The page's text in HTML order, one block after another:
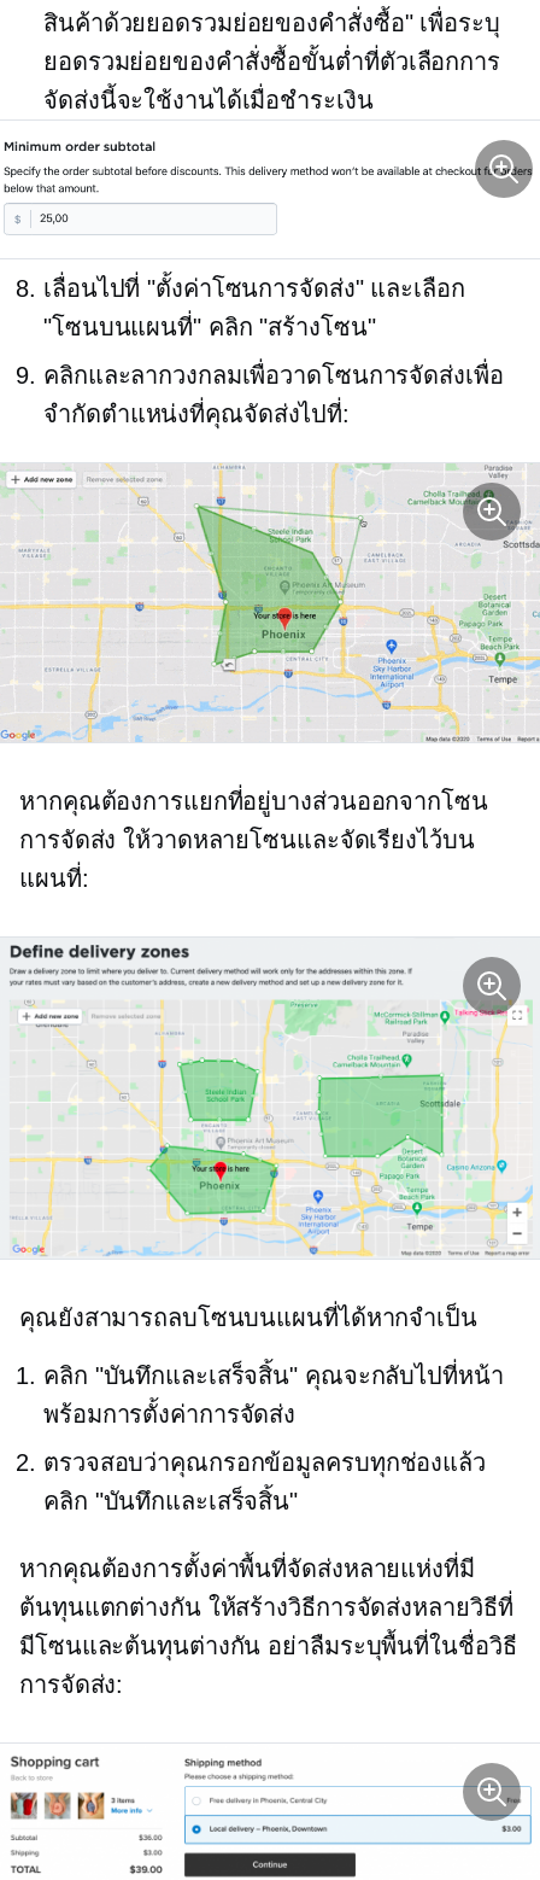
สินค้าด้วยยอดรวมย่อยของคำสั่งซื้อ" เพื่อระบุ
ยอดรวมย่อยของคำสั่งซื้อขั้นต่ำที่ตัวเลือกการ
จัดส่งนี้จะใช้งานได้เมื่อชำระเงิน
เลื่อนไปที่ "ตั้งค่าโซนการจัดส่ง" และเลือก
"โซนบนแผนที่" คลิก "สร้างโซน"
คลิกและลากวงกลมเพื่อวาดโซนการจัดส่งเพื่อ
จำกัดตำแหน่งที่คุณจัดส่งไปที่:
หากคุณต้องการแยกที่อยู่บางส่วนออกจากโซน
การจัดส่ง ให้วาดหลายโซนและจัดเรียงไว้บน
แผนที่:
คุณยังสามารถลบโซนบนแผนที่ได้หากจำเป็น
คลิก "บันทึกและเสร็จสิ้น" คุณจะกลับไปที่หน้า
พร้อมการตั้งค่าการจัดส่ง
ตรวจสอบว่าคุณกรอกข้อมูลครบทุกช่องแล้ว
คลิก "บันทึกและเสร็จสิ้น"
หากคุณต้องการตั้งค่าพื้นที่จัดส่งหลายแห่งที่มี
ต้นทุนแตกต่างกัน ให้สร้างวิธีการจัดส่งหลายวิธีที่
มีโซนและต้นทุนต่างกัน อย่าลืมระบุพื้นที่ในชื่อวิธี
การจัดส่ง: